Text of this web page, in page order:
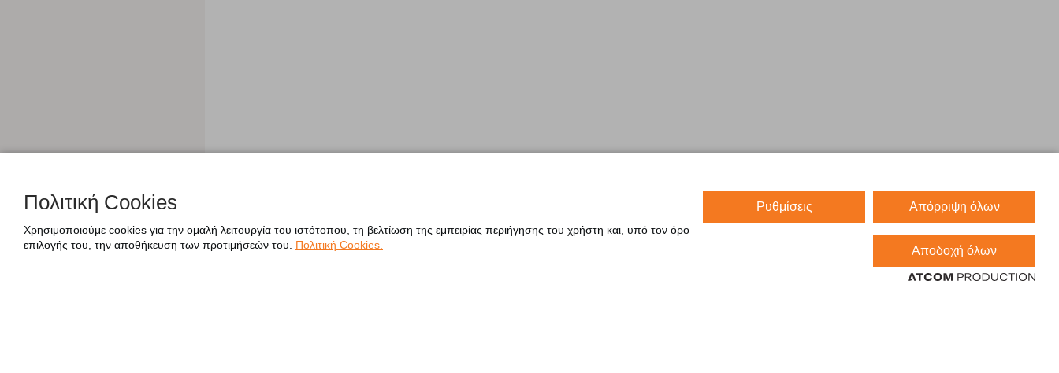
Πολιτική Cookies
Χρησιμοποιούμε cookies για την ομαλή λειτουργία του ιστότοπου, τη βελτίωση της εμπειρίας περιήγησης του χρήστη και, υπό τον όρο
επιλογής του, την αποθήκευση των προτιμήσεών του.
Πολιτική Cookies.
Ρυθμίσεις Απόρριψη όλων
Αποδοχή όλων